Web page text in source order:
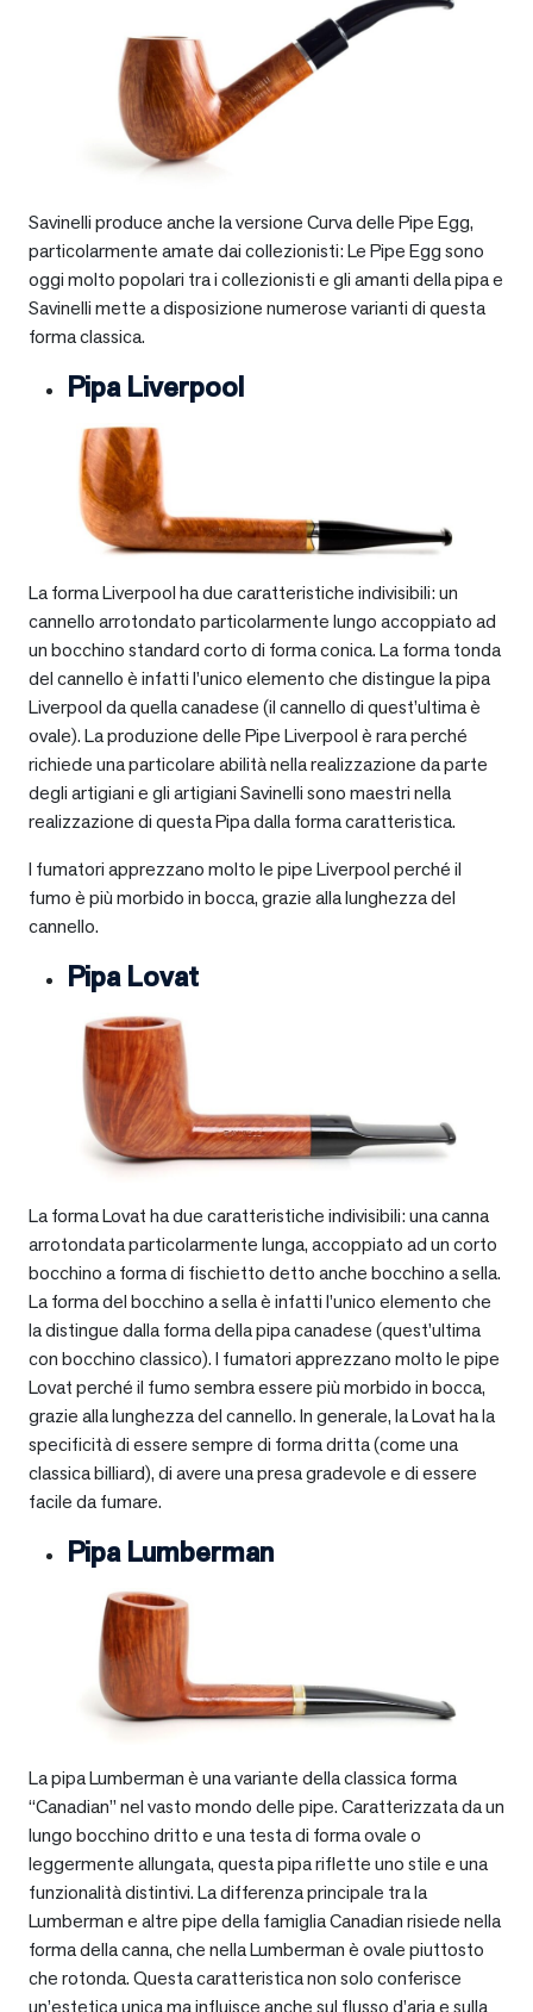
Savinelli produce anche la versione Curva delle Pipe Egg,
particolarmente amate dai collezionisti: Le Pipe Egg sono
oggi molto popolari tra i collezionisti e gli amanti della pipa e
Savinelli mette a disposizione numerose varianti di questa
forma classica.
Pipa Liverpool
La forma Liverpool ha due caratteristiche indivisibili: un
cannello arrotondato particolarmente lungo accoppiato ad
un bocchino standard corto di forma conica. La forma tonda
del cannello è infatti l’unico elemento che distingue la pipa
Liverpool da quella canadese (il cannello di quest’ultima è
ovale). La produzione delle Pipe Liverpool è rara perché
richiede una particolare abilità nella realizzazione da parte
degli artigiani e gli artigiani Savinelli sono maestri nella
realizzazione di questa Pipa dalla forma caratteristica.
I fumatori apprezzano molto le pipe Liverpool perché il
fumo è più morbido in bocca, grazie alla lunghezza del
cannello.
Pipa Lovat
La forma Lovat ha due caratteristiche indivisibili: una canna
arrotondata particolarmente lunga, accoppiato ad un corto
bocchino a forma di fischietto detto anche bocchino a sella.
La forma del bocchino a sella è infatti l’unico elemento che
la distingue dalla forma della pipa canadese (quest’ultima
con bocchino classico). I fumatori apprezzano molto le pipe
Lovat perché il fumo sembra essere più morbido in bocca,
grazie alla lunghezza del cannello. In generale, la Lovat ha la
specificità di essere sempre di forma dritta (come una
classica billiard), di avere una presa gradevole e di essere
facile da fumare.
Pipa Lumberman
La pipa Lumberman è una variante della classica forma
“Canadian” nel vasto mondo delle pipe. Caratterizzata da un
lungo bocchino dritto e una testa di forma ovale o
leggermente allungata, questa pipa riflette uno stile e una
funzionalità distintivi. La differenza principale tra la
Lumberman e altre pipe della famiglia Canadian risiede nella
forma della canna, che nella Lumberman è ovale piuttosto
che rotonda. Questa caratteristica non solo conferisce
un’estetica unica ma influisce anche sul flusso d’aria e sulla